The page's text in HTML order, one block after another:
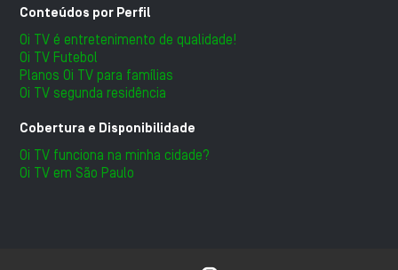
Conteúdos por Perfil
Oi TV é entretenimento de qualidade!
Oi TV Futebol
Planos Oi TV para famílias
Oi TV segunda residência
Cobertura e Disponibilidade
Oi TV funciona na minha cidade?
Oi TV em São Paulo